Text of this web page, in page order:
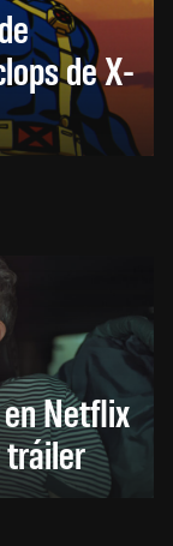
de X-
Netflix
tráiler